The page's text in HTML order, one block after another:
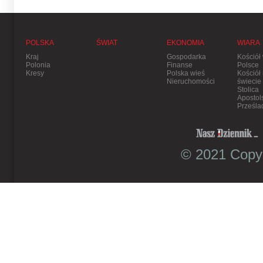
POLSKA
Kraj
Polonia
Kresy
ŚWIAT
EKONOMIA
Gospodarka
Finanse
Polska wieś
Nieruchomości
WIARA
Kościół
Polsce
Kościół
świecie
Stolica
© 2021